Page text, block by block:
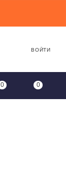
ВОЙТИ
0 0